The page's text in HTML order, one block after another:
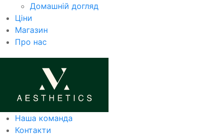
Домашній догляд
Ціни
Магазин
Про нас
Наша команда
Контакти